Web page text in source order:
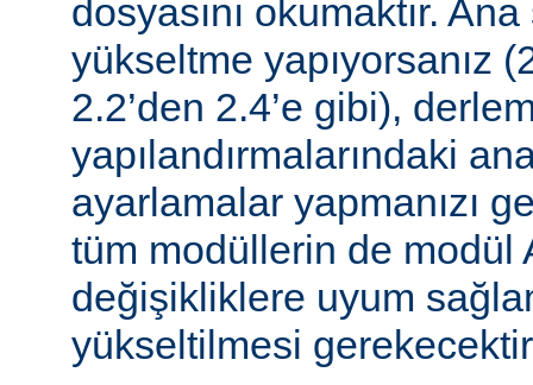
dosyasını okumaktır.
yükseltme yapıyorsanız
2.2’den 2.4’e gibi),
yapılandırmalarındaki
ayarlamalar yapmanızı
tüm modüllerin de modül
değişikliklere uyum
yükseltilmesi